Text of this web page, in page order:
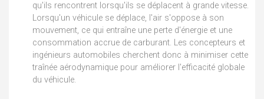
qu'ils rencontrent lorsqu'ils se déplacent à grande vitesse.
Lorsqu'un véhicule se déplace, l'air s'oppose à son
mouvement, ce qui entraîne une perte d'énergie et une
consommation accrue de carburant. Les concepteurs et
ingénieurs automobiles cherchent donc à minimiser cette
traînée aérodynamique pour améliorer l'efficacité globale
du véhicule.